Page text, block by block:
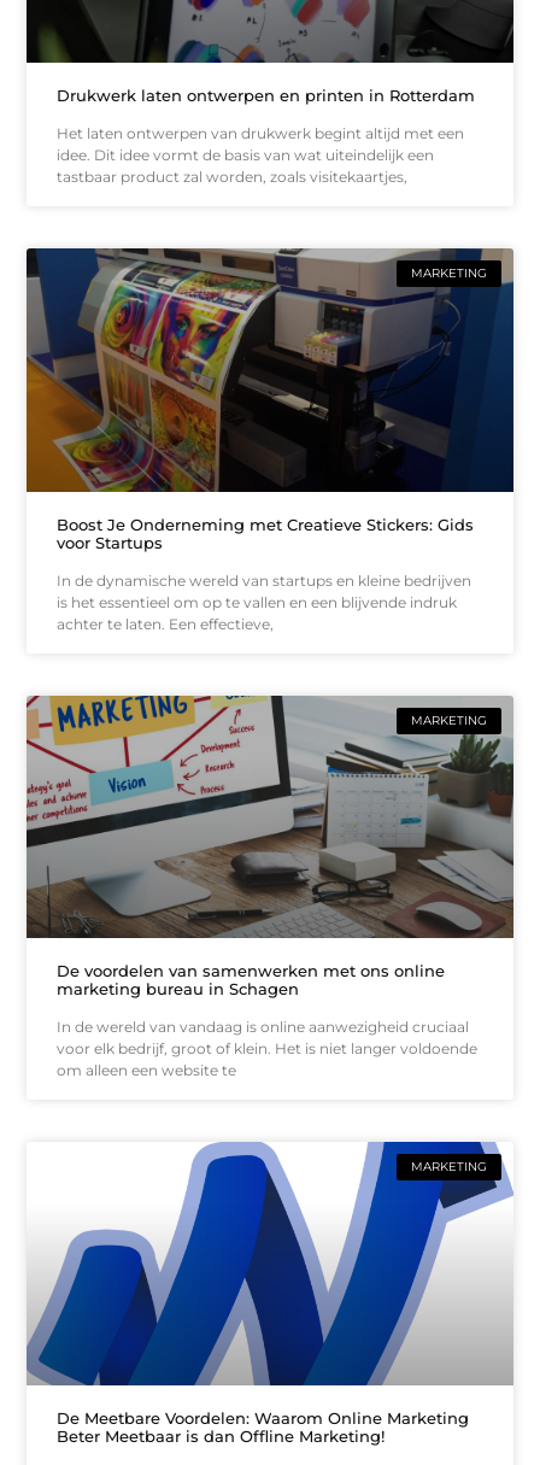
Drukwerk laten ontwerpen en printen in Rotterdam
Het laten ontwerpen van drukwerk begint altijd met een
idee. Dit idee vormt de basis van wat uiteindelijk een
tastbaar product zal worden, zoals visitekaartjes,
MARKETING
Boost Je Onderneming met Creatieve Stickers: Gids
voor Startups
In de dynamische wereld van startups en kleine bedrijven
is het essentieel om op te vallen en een blijvende indruk
achter te laten. Een effectieve,
MARKETING
De voordelen van samenwerken met ons online
marketing bureau in Schagen
In de wereld van vandaag is online aanwezigheid cruciaal
voor elk bedrijf, groot of klein. Het is niet langer voldoende
om alleen een website te
MARKETING
De Meetbare Voordelen: Waarom Online Marketing
Beter Meetbaar is dan Offline Marketing!